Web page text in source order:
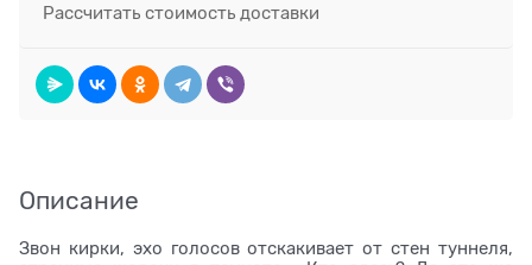
Рассчитать стоимость доставки
Описание
Звон кирки, эхо голосов отскакивает от стен туннеля,